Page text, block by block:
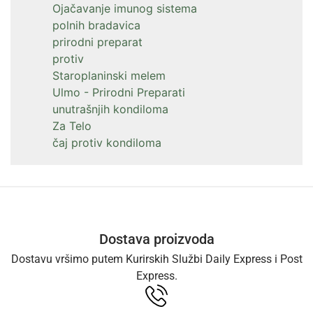
Ojačavanje imunog sistema
polnih bradavica
prirodni preparat
protiv
Staroplaninski melem
Ulmo - Prirodni Preparati
unutrašnjih kondiloma
Za Telo
čaj protiv kondiloma
Dostava proizvoda
Dostavu vršimo putem Kurirskih Službi Daily Express i Post
Express.